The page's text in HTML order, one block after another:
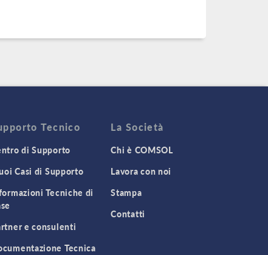
Tecnico
di Supporto
Casi di Supporto
Tecniche di
e consulenti
Tecnica
La Società
Chi è COMSOL
Lavora con noi
Stampa
Contatti